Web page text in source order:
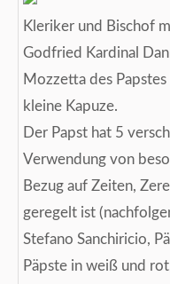
Kleriker und Bischof
Godfried Kardinal
Mozzetta des
kleine Kapuze.
Der Papst hat 5
Verwendung von
Bezug auf Zeiten,
geregelt ist
Stefano Sanchiricio,
Päpste in weiß und